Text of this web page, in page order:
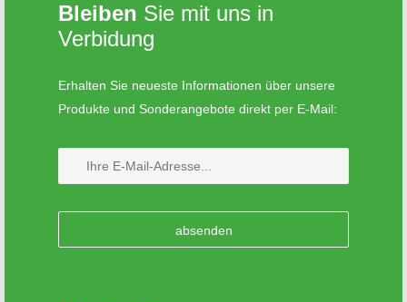
Bleiben Sie mit uns in
Verbidung
Erhalten Sie neueste Informationen über unsere
Produkte und Sonderangebote direkt per E-Mail: